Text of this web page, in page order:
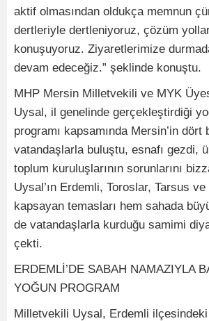
aktif olmasından oldukça memnun
dertleriyle dertleniyoruz, çözüm
konuşuyoruz. Ziyaretlerimize
devam edeceğiz.” şeklinde konuştu.
MHP Mersin Milletvekili ve MYK
Uysal, il genelinde gerçekleştirdiği
programı kapsamında Mersin’in dört
vatandaşlarla buluştu, esnafı gezdi,
toplum kuruluşlarının sorunlarını
Uysal’ın Erdemli, Toroslar, Tarsus ve
kapsayan temasları hem sahada
de vatandaşlarla kurduğu samimi
çekti.
ERDEMLİ’DE SABAH NAMAZIYLA
YOĞUN PROGRAM
Milletvekili Uysal, Erdemli